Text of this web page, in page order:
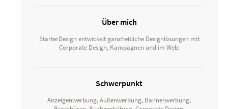
Über mich
StarterDesign entwickelt ganzheitliche Designlösungen mit
Corporate Design, Kampagnen und im Web.
Schwerpunkt
Anzeigenwerbung, Außenwerbung, Bannerwerbung,